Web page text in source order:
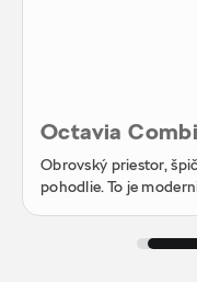
Octavia Combi
Obrovský priestor,
pohodlie. To je